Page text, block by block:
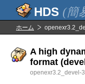
(簡
ホーム
A high
format
openexr3.2_devel-